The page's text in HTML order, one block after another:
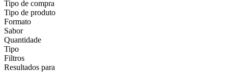
Tipo de compra
Tipo de produto
Formato
Sabor
Quantidade
Tipo
Filtros
Resultados para